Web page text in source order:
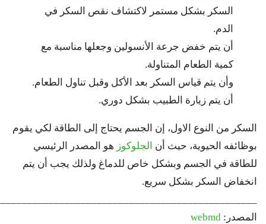
السكر بشكل مستمر لاكتشاف نقص السكر في
الدم.
أن يتم خفض جرعة الأنسولين وجعلها مناسبة مع
كمية الطعام المتناولة.
وأن يتم قياس السكر بعد الأكل وقبل تناول الطعام.
أن يتم زيارة الطبيب بشكل دوري.
السكر من النوع الاول، إن الجسم يحتاج إلى الطاقة لكي يقوم
بوظائفه الحيوية، حيث أن الجلوكوز هو المصدر الرئيسي
للطاقة في الجسم وبشكل خاص للدماغ ولذلك يجب أن يتم
انخفاض السكر بشكل سريع.
المصدر: webmd